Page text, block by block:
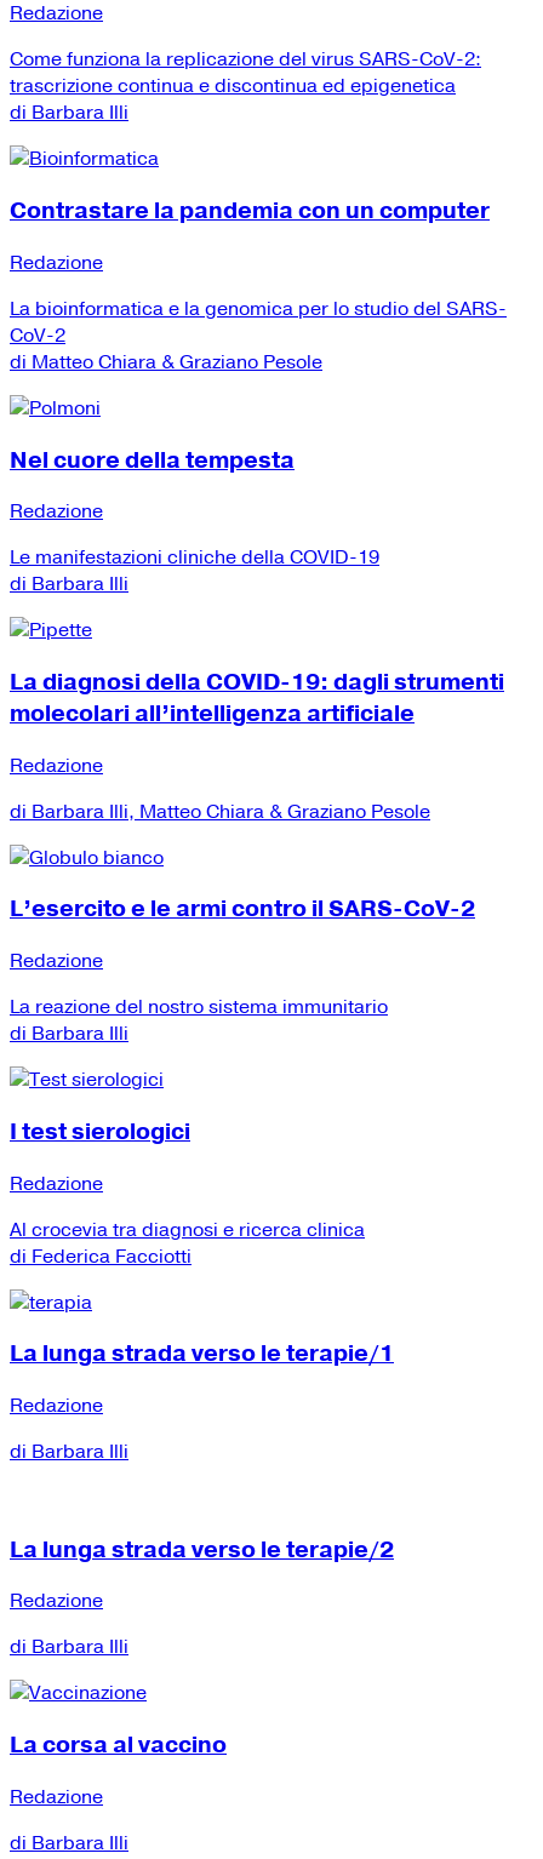
Redazione
Come funziona la replicazione del virus SARS-CoV-2:
trascrizione continua e discontinua ed epigenetica
di Barbara Illi
Contrastare la pandemia con un computer
Redazione
La bioinformatica e la genomica per lo studio del SARS-
CoV-2
di Matteo Chiara & Graziano Pesole
Nel cuore della tempesta
Redazione
Le manifestazioni cliniche della COVID-19
di Barbara Illi
La diagnosi della COVID-19: dagli strumenti
molecolari all’intelligenza artificiale
Redazione
di Barbara Illi, Matteo Chiara & Graziano Pesole
L’esercito e le armi contro il SARS-CoV-2
Redazione
La reazione del nostro sistema immunitario
di Barbara Illi
I test sierologici
Redazione
Al crocevia tra diagnosi e ricerca clinica
di Federica Facciotti
La lunga strada verso le terapie/1
Redazione
di Barbara Illi
La lunga strada verso le terapie/2
Redazione
di Barbara Illi
La corsa al vaccino
Redazione
di Barbara Illi